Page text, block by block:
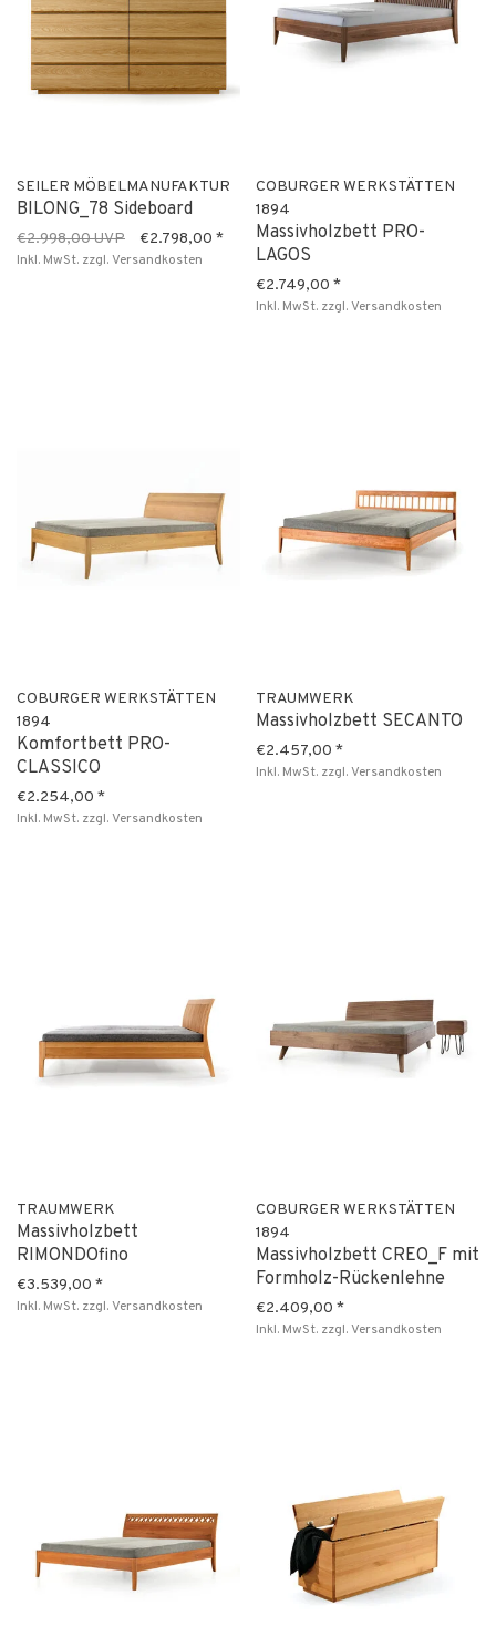
SEILER MÖBELMANUFAKTUR
BILONG_78 Sideboard
€2.998,00 UVP €2.798,00 *
Inkl. MwSt. zzgl.Versandkosten
COBURGER WERKSTÄTTEN
1894
Massivholzbett PRO-
LAGOS
€2.749,00 *
Inkl. MwSt. zzgl.Versandkosten
COBURGER WERKSTÄTTEN
1894
Komfortbett PRO-
CLASSICO
€2.254,00 *
Inkl. MwSt. zzgl.Versandkosten
TRAUMWERK
Massivholzbett SECANTO
€2.457,00 *
Inkl. MwSt. zzgl.Versandkosten
TRAUMWERK
Massivholzbett
RIMONDOfino
€3.539,00 *
Inkl. MwSt. zzgl.Versandkosten
COBURGER WERKSTÄTTEN
1894
Massivholzbett CREO_F mit
Formholz-Rückenlehne
€2.409,00 *
Inkl. MwSt. zzgl.Versandkosten